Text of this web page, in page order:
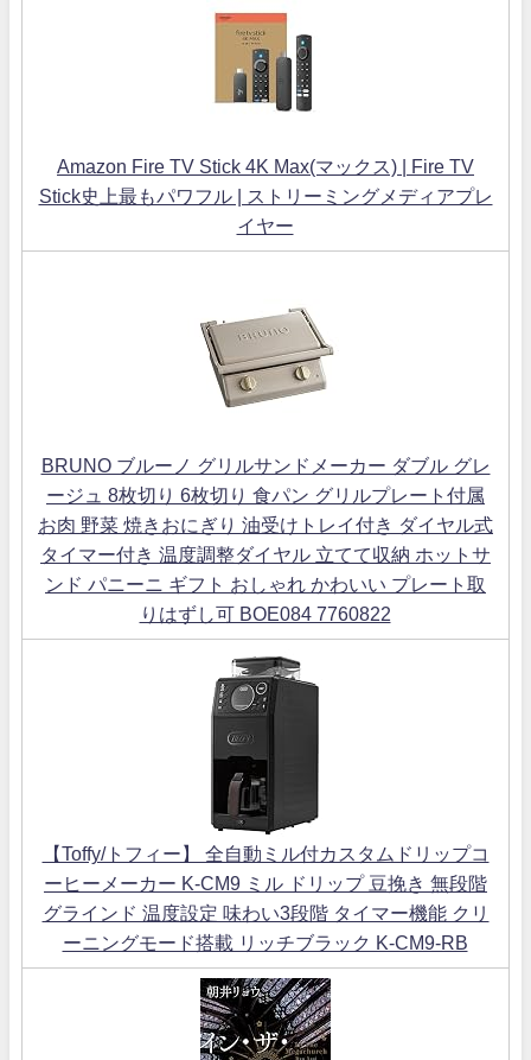
Amazon Fire TV Stick 4K Max(マックス) | Fire TV
Stick史上最もパワフル | ストリーミングメディアプレ
イヤー
BRUNO ブルーノ グリルサンドメーカー ダブル グレ
ージュ 8枚切り 6枚切り 食パン グリルプレート付属
お肉 野菜 焼きおにぎり 油受けトレイ付き ダイヤル式
タイマー付き 温度調整ダイヤル 立てて収納 ホットサ
ンド パニーニ ギフト おしゃれ かわいい プレート取
りはずし可 BOE084 7760822
【Toffy/トフィー】 全自動ミル付カスタムドリップコ
ーヒーメーカー K-CM9 ミル ドリップ 豆挽き 無段階
グラインド 温度設定 味わい3段階 タイマー機能 クリ
ーニングモード搭載 リッチブラック K-CM9-RB